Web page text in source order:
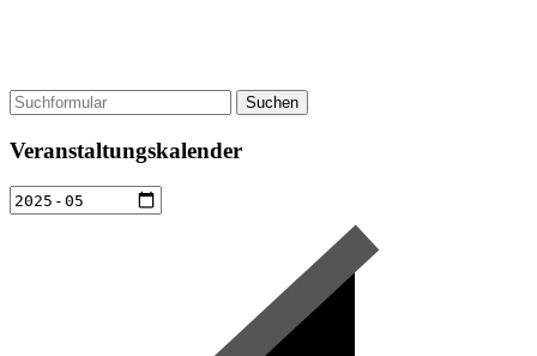
Suchen
Veranstaltungskalender